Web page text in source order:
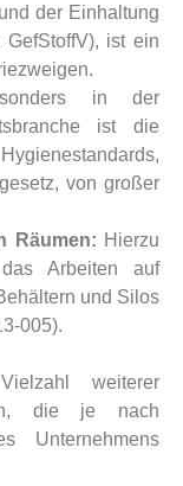
der Einhaltung
ist ein
in der
ist die
von großer
Räumen: Hierzu
Arbeiten auf
und Silos
005).
weiterer
die je nach
Unternehmens